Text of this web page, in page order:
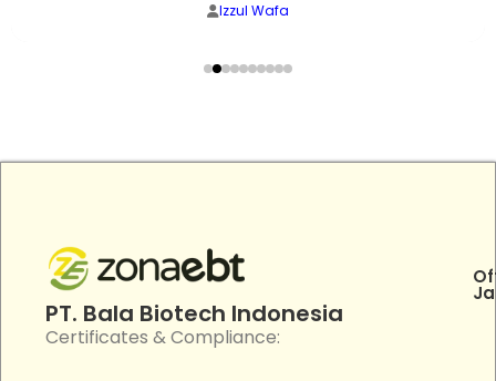
Izzul Wafa
PT. Bala Biotech Indonesia
Certificates & Compliance: